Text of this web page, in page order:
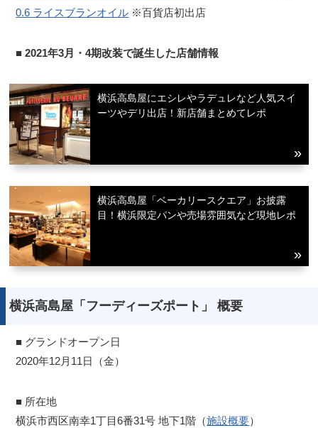
0.6 ライスブランオイル ※百貨店初出店
■ 2021年3月・4期改装で誕生した店舗情報
横浜高島屋にエシレやラデュレなど人気スイ
ーツやデリ出店！新店舗まとめてレポ
横浜高島屋「ベーカリースクエア」お披露
目！横浜限定パンや売場雰囲気など現地レポ
横浜高島屋「フーディーズポート」 概要
■ グランドオープン日
2020年12月11日（金）
■ 所在地
横浜市西区南幸1丁目6番31号 地下1階（施設概要）